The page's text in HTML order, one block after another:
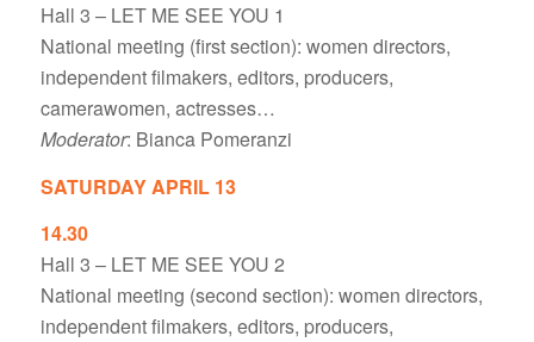
Hall 3 – LET ME SEE YOU 1
National meeting (first section): women directors,
independent filmakers, editors, producers,
camerawomen, actresses…
Moderator: Bianca Pomeranzi
SATURDAY APRIL 13
14.30
Hall 3 – LET ME SEE YOU 2
National meeting (second section): women directors,
independent filmakers, editors, producers,